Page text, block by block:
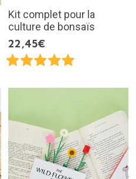
Kit complet pour la
culture de bonsaïs
22,45€